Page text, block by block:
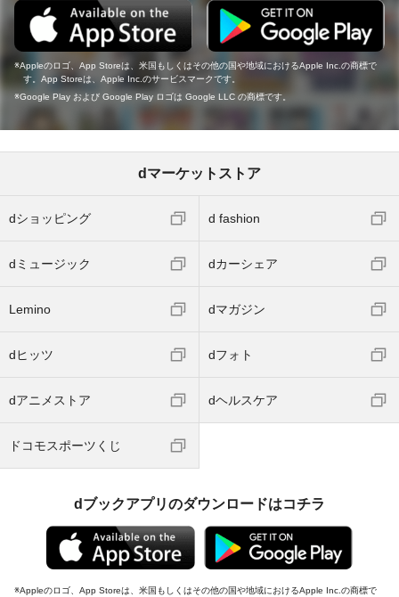
Appleのロゴ、App Storeは、米国もしくはその他の国や地域におけるApple Inc.の商標で
す。App Storeは、Apple Inc.のサービスマークです。
Google Play および Google Play ロゴは Google LLC の商標です。
dマーケットストア
dショッピング d fashion
dミュージック dカーシェア
Lemino dマガジン
dヒッツ dフォト
dアニメストア dヘルスケア
ドコモスポーツくじ
dブックアプリのダウンロードはコチラ
Appleのロゴ、App Storeは、米国もしくはその他の国や地域におけるApple Inc.の商標で